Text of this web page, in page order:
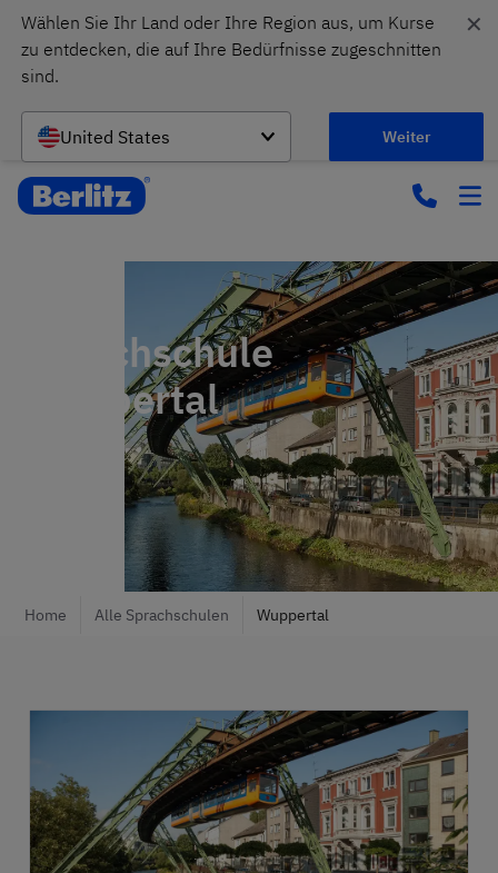
Wählen Sie Ihr Land oder Ihre Region aus, um Kurse
zu entdecken, die auf Ihre Bedürfnisse zugeschnitten
sind.
United States Weiter
✕
Sprachschule
Wuppertal
Home Alle Sprachschulen Wuppertal